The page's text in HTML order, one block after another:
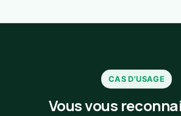
CAS D'USAGE
Vous vous